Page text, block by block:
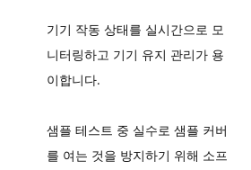
기기 작동 상태를 실시간으로 모
니터링하고 기기 유지 관리가 용
이합니다.
샘플 테스트 중 실수로 샘플 커버
를 여는 것을 방지하기 위해 소프